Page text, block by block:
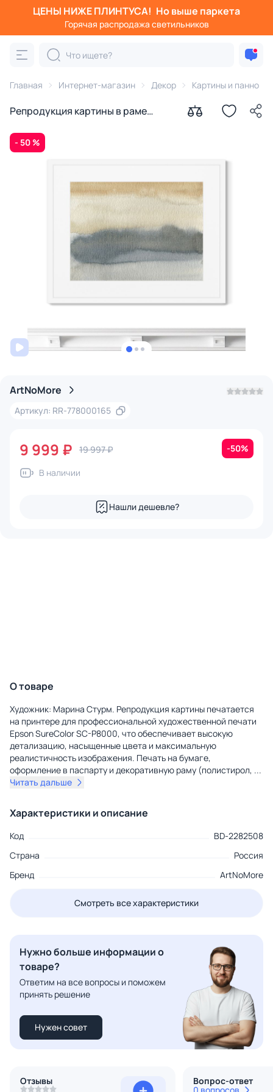
ЦЕНЫ НИЖЕ ПЛИНТУСА! Но выше паркета
Горячая распродажа светильников
Главная Интернет-магазин Декор Картины и панно
Репродукция картины в раме
неба, № 16, 2021г.
- 50 %
ArtNoMore
Артикул: RR-778000165
9 999 ₽ 19 997 ₽ -50%
В наличии
Нашли дешевле?
О товаре
Художник: Марина Стурм. Репродукция картины печатается
на принтере для профессиональной художественной печати
Epson SureColor SC-P8000, что обеспечивает высокую
детализацию, насыщенные цвета и максимальную
реалистичность изображения. Печать на бумаге,
оформление в паспарту и декоративную раму (полистирол, ...
Читать дальше
Характеристики и описание
Код
BD-2282508
Страна
Россия
Бренд
ArtNoMore
Смотреть все характеристики
Нужно больше информации о
товаре?
Ответим на все вопросы и поможем
принять решение
Нужен совет
Отзывы Вопрос-ответ